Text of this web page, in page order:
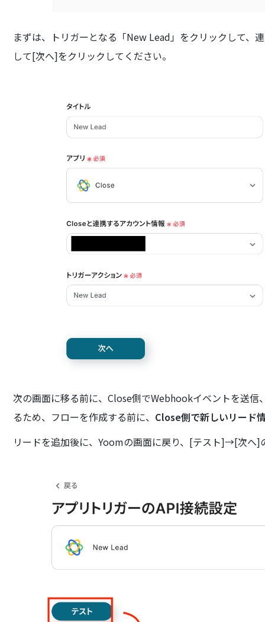
まずは、トリガーとなる「New Lead」をクリックして、
して[次へ]をクリックしてください。
次の画面に移る前に、Close側でWebhookイベントを送
るため、フローを作成する前に、 Close側で新しいリード
リードを追加後に、Yoomの画面に戻り、[テスト]→[次へ]